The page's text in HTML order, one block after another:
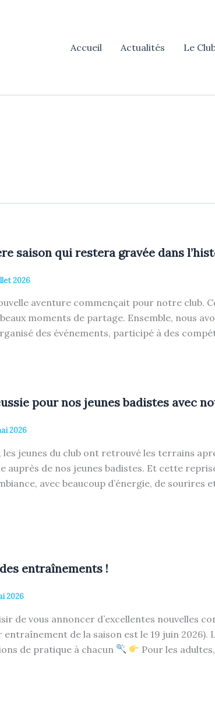
Accueil Actualités Le
saison qui restera gravée dans
2026
aventure commençait pour notre club.
moments de partage. Ensemble, nous
des événements, participé à des
pour nos jeunes badistes avec
2026
jeunes du club ont retrouvé les terrains
auprès de nos jeunes badistes. Et cette
avec beaucoup d’énergie, de sourires
entraînements !
2026
de vous annoncer d’excellentes nouvelles
entraînement de la saison est le 19 juin
de pratique à chacun
Pour les